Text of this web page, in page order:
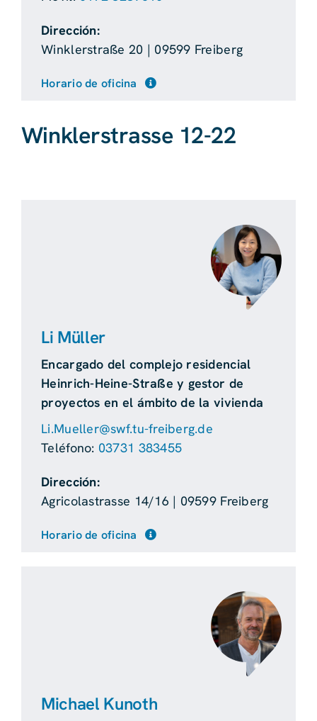
Winklerstrasse 12-22
Dirección:
Winklerstraße 20 | 09599 Freiberg
Horario de oficina
Li Müller
Encargado del complejo residencial
Heinrich-Heine-Straße y gestor de
proyectos en el ámbito de la vivienda
Li.Mueller@swf.tu-freiberg.de
Teléfono: 03731 383455
Dirección:
Agricolastrasse 14/16 | 09599 Freiberg
Horario de oficina
Michael Kunoth